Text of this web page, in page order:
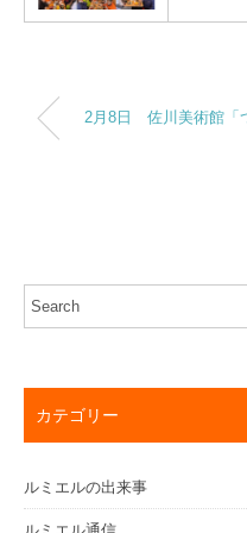
2月8日 佐川美術館「
カテゴリー
ルミエルの出来事